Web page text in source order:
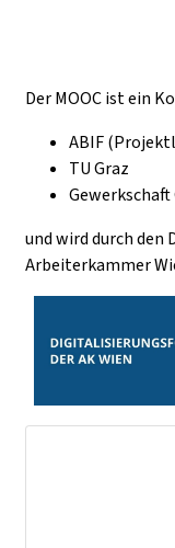
Der MOOC ist ein
ABIF
TU Graz
Gewerkschaft
und wird durch den
Arbeiterkammer